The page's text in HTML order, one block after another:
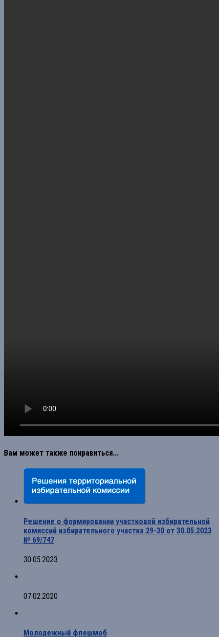
Вам может также понравиться...
Решение о формировании участковой избирательной
комиссий избирательного участка 29-30 от 30.05.2023
№ 69/747
30.05.2023
07.02.2020
Молодежный флешмоб